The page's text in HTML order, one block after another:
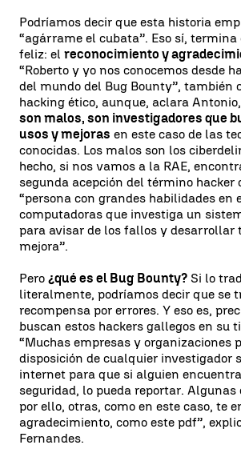
Podríamos decir que esta historia
“agárrame el cubata”. Eso sí,
feliz: el reconocimiento y
“Roberto y yo nos conocemos desde
del mundo del Bug Bounty”, también
hacking ético, aunque, aclara Antonio,
son malos, son investigadores que
usos y mejoras en este caso de las
conocidas. Los malos son los
hecho, si nos vamos a la RAE,
segunda acepción del término hacker
“persona con grandes habilidades en
computadoras que investiga un
para avisar de los fallos y desarrollar
mejora”.
Pero ¿qué es el Bug Bounty? Si lo
literalmente, podríamos decir que se
recompensa por errores. Y eso es,
buscan estos hackers gallegos en su
“Muchas empresas y organizaciones
disposición de cualquier investigador
internet para que si alguien
seguridad, lo pueda reportar. Algunas
por ello, otras, como en este caso, te
agradecimiento, como este pdf”,
Fernandes.